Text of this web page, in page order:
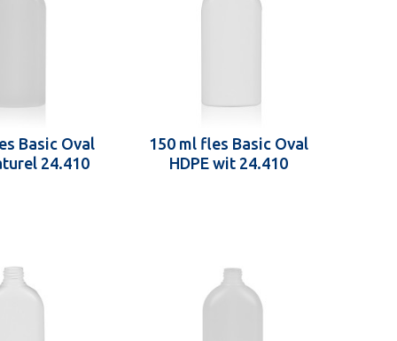
Basic Oval
24.410
150 ml fles Basic Oval
HDPE wit 24.410